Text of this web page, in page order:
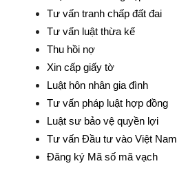
Tư vấn tranh chấp đất đai
Tư vấn luật thừa kế
Thu hồi nợ
Xin cấp giấy tờ
Luật hôn nhân gia đình
Tư vấn pháp luật hợp đồng
Luật sư bảo vệ quyền lợi
Tư vấn Đầu tư vào Việt Nam
Đăng ký Mã số mã vạch